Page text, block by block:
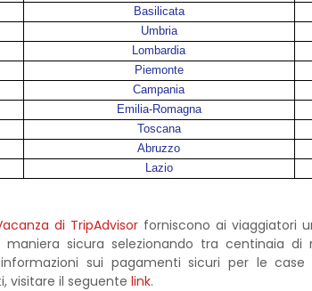
Basilicata
Umbria
Lombardia
Piemonte
Campania
Emilia-Romagna
Toscana
Abruzzo
Lazio
di TripAdvisor forniscono ai viaggiatori
maniera sicura selezionando tra centinaia
sui pagamenti sicuri per le
visitare il seguente link.